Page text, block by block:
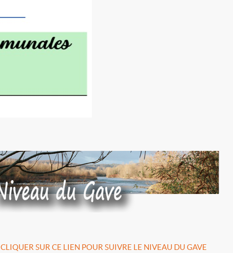
CLIQUER SUR CE LIEN POUR SUIVRE LE NIVEAU DU GAVE